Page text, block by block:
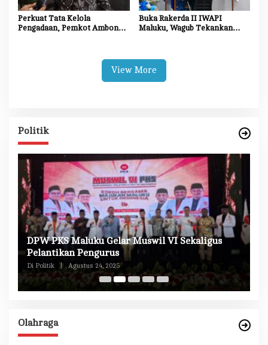
Perkuat Tata Kelola
Pengadaan, Pemkot Ambon
Buka Rakerda II IWAPI
Maluku, Wagub Tekankan
View More
Politik
DPW PKS Maluku Gelar Muswil VI Sekaligus
Pelantikan Pengurus
Di Politik Agustus 24, 2025
Olahraga